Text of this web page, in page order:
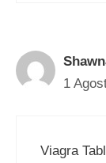
1
Viagra